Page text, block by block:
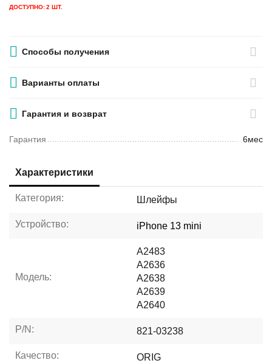
ДОСТУПНО:2 ШТ.
Способы получения
Варианты оплаты
Гарантия и возврат
Гарантия 6мес
Характеристики
Категория: Шлейфы
Устройство: iPhone 13 mini
Модель:
A2483
A2636
A2638
A2639
A2640
P/N: 821-03238
Качество: ORIG